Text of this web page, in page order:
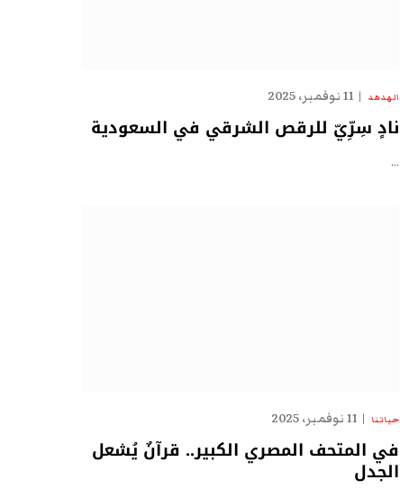
الهدهد 11 نوفمبر، 2025
نادٍ سِرِّيّ للرقص الشرقي في السعودية
…
حياتنا 11 نوفمبر، 2025
في المتحف المصري الكبير.. قرآنٌ يُشعل
الجدل